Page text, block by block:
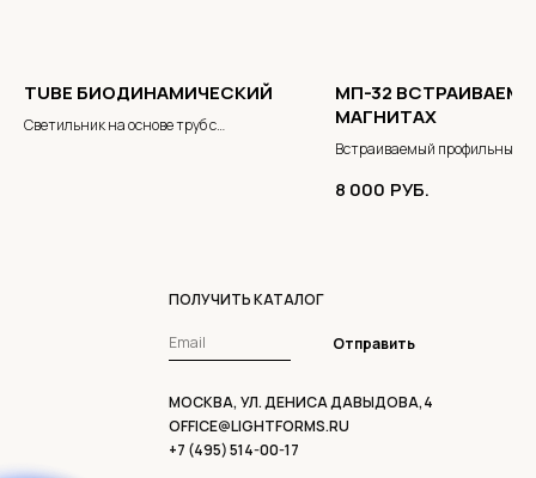
TUBE БИОДИНАМИЧЕСКИЙ
Светильник на основе труб с
МП-32
МАГНИТАХ
Встраиваемый профильный
8 000 РУБ.
МОСКВА, УЛ. ДЕНИСА ДАВЫДОВА,4
ПОЛУЧИТЬ КАТАЛОГ
+7 (495) 514-00-17
OFFICE@LIGHTFORMS.RU
Отправить